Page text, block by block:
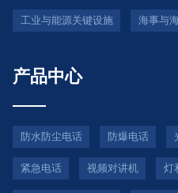
工业与能源关键设施 海事与
产品中心
防水防尘电话 防爆电话
紧急电话 视频对讲机 灯